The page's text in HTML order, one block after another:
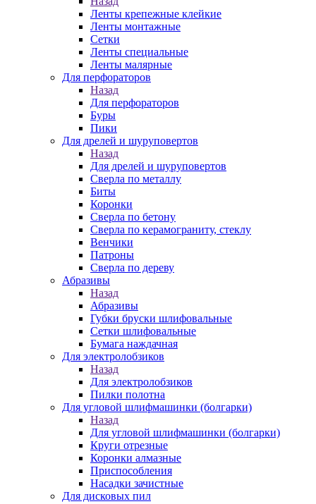
Ленты крепежные клейкие
Ленты монтажные
Сетки
Ленты специальные
Ленты малярные
Для перфораторов
Назад
Для перфораторов
Буры
Пики
Для дрелей и шуруповертов
Назад
Для дрелей и шуруповертов
Сверла по металлу
Биты
Коронки
Сверла по бетону
Сверла по керамограниту, стеклу
Венчики
Патроны
Сверла по дереву
Абразивы
Назад
Абразивы
Губки бруски шлифовальные
Сетки шлифовальные
Бумага наждачная
Для электролобзиков
Назад
Для электролобзиков
Пилки полотна
Для угловой шлифмашинки (болгарки)
Назад
Для угловой шлифмашинки (болгарки)
Круги отрезные
Коронки алмазные
Приспособления
Насадки зачистные
Для дисковых пил